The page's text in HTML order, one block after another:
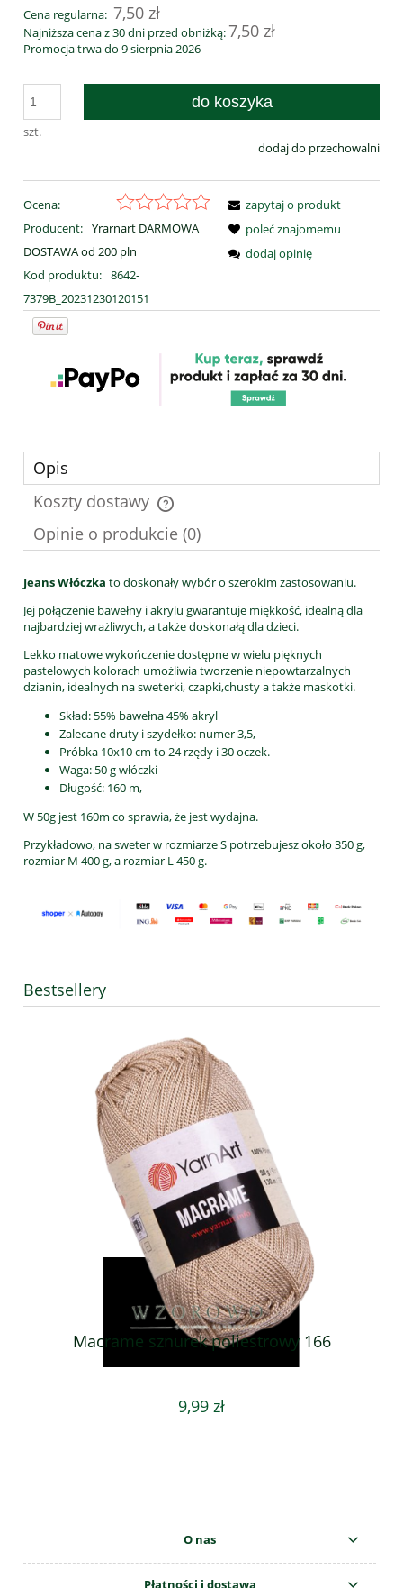
Cena regularna: 7,50 zł
Najniższa cena z 30 dni przed obniżką:7,50 zł
Promocja trwa do 9 sierpnia 2026
szt.
do koszyka
dodaj do przechowalni
Ocena:
Producent: Yrarnart DARMOWA
DOSTAWA od 200 pln
Kod produktu: 8642-
7379B_20231230120151
zapytaj o produkt
poleć znajomemu
dodaj opinię
Opis
Koszty dostawy
Cena nie zawiera ewentualnych kosztów płatności
Opinie o produkcie (0)
Jeans Włóczka to doskonały wybór o szerokim zastosowaniu.
Jej połączenie bawełny i akrylu gwarantuje miękkość, idealną dla
najbardziej wrażliwych, a także doskonałą dla dzieci.
Lekko matowe wykończenie dostępne w wielu pięknych
pastelowych kolorach umożliwia tworzenie niepowtarzalnych
dzianin, idealnych na sweterki, czapki,chusty a także maskotki.
Skład: 55% bawełna 45% akryl
Zalecane druty i szydełko: numer 3,5,
Próbka 10x10 cm to 24 rzędy i 30 oczek.
Waga: 50 g włóczki
Długość: 160 m,
W 50g jest 160m co sprawia, że jest wydajna.
Przykładowo, na sweter w rozmiarze S potrzebujesz około 350 g,
rozmiar M 400 g, a rozmiar L 450 g.
Bestsellery
Macrame sznurek poliestrowy 166
9,99 zł
O nas
Płatności i dostawa